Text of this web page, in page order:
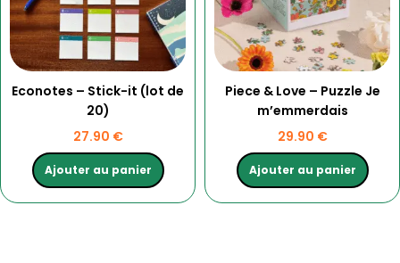
Econotes – Stick-it (lot de
20)
27.90 €
Ajouter au panier
Piece & Love – Puzzle Je
m’emmerdais
29.90 €
Ajouter au panier